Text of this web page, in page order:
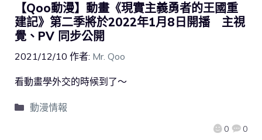
【Qoo動漫】動畫《現實主義勇者的王國重
建記》第二季將於2022年1月8日開播 主視
覺、PV 同步公開
2021/12/10 作者: Mr. Qoo
0 0
看動畫學外交的時候到了～
動漫情報